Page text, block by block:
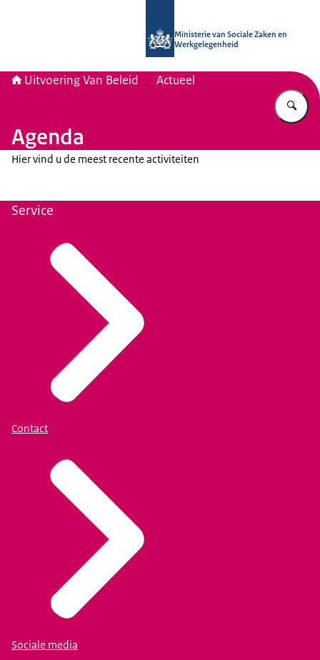
Ministerie van Sociale Zaken en
Werkgelegenheid
Uitvoering Van Beleid Actueel
Agenda
Hier vind u de meest recente activiteiten
Service
Contact
Sociale media